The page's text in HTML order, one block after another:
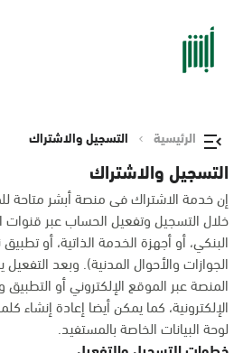
الرئيسية التسجيل والاشتراك
التسجيل والاشتراك
إن خدمة الاشتراك فى منصة أبشر متاحة
خلال التسجيل وتفعيل الحساب عبر
البنكي، أو أجهزة الخدمة الذاتية، أو
الجوازات والأحوال المدنية). وبعد
المنصة عبر الموقع الإلكتروني أو
الإلكترونية، كما يمكن أيضا إعادة إنشاء
لوحة البيانات الخاصة بالمستفيد.